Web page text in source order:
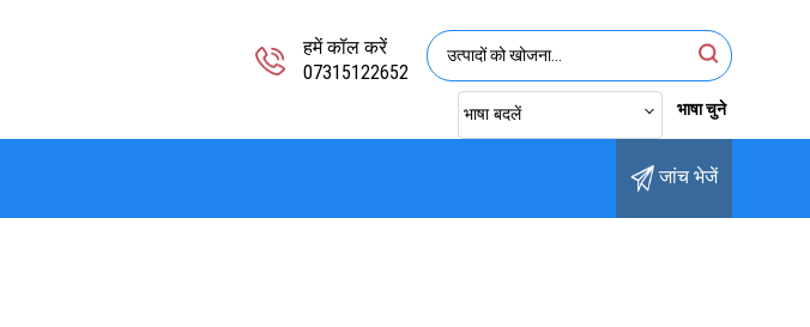
हमें कॉल करें
07315122652
भाषा बदलें भाषा चुने
जांच भेजें